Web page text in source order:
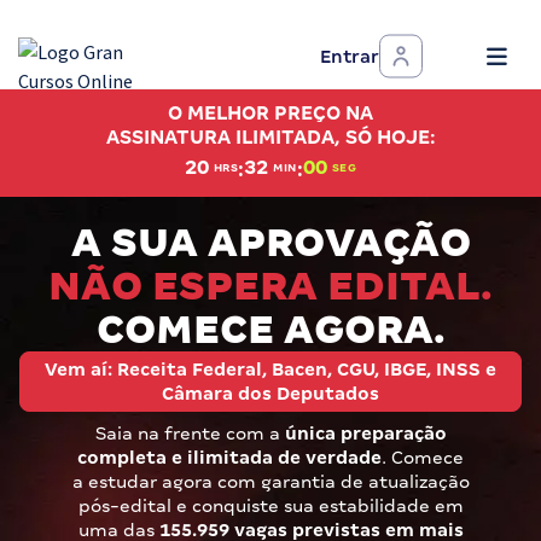
Entrar
O MELHOR PREÇO NA
ASSINATURA ILIMITADA, SÓ HOJE:
20 HRS:31 MIN :59 SEG
A SUA APROVAÇÃO
NÃO ESPERA EDITAL.
COMECE AGORA.
Vem aí: Receita Federal, Bacen, CGU, IBGE, INSS e
Câmara dos Deputados
Saia na frente com a única preparação
completa e ilimitada de verdade. Comece
a estudar agora com garantia de atualização
pós-edital e conquiste sua estabilidade em
uma das 155.959 vagas previstas em mais
Acesso a todos os cursos. Teste grátis por 7 dias!
Ordem, até você passar!
Residências Multiprofissionais
Preparação completa e intensiva para as principais
residências em saúde do Brasil
Concursos
Assinatura Ilimitada
Cursos 20% OFF